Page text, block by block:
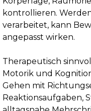
kontrollieren.
verarbeitet, kann
angepasst wirken.
Therapeutisch
Motorik und
Gehen mit
Reaktionsaufgaben,